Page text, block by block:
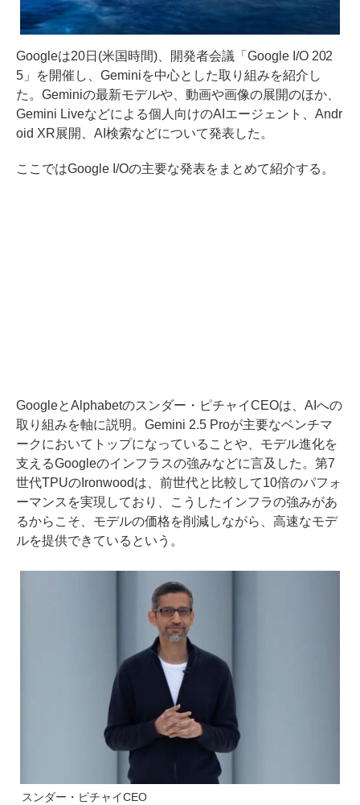
Googleは20日(米国時間)、開発者会議「Google I/O 202
5」を開催し、Geminiを中心とした取り組みを紹介し
た。Geminiの最新モデルや、動画や画像の展開のほか、
Gemini Liveなどによる個人向けのAIエージェント、Andr
oid XR展開、AI検索などについて発表した。
ここではGoogle I/Oの主要な発表をまとめて紹介する。
GoogleとAlphabetのスンダー・ピチャイCEOは、AIへの
取り組みを軸に説明。Gemini 2.5 Proが主要なベンチマ
ークにおいてトップになっていることや、モデル進化を
支えるGoogleのインフラスの強みなどに言及した。第7
世代TPUのIronwoodは、前世代と比較して10倍のパフォ
ーマンスを実現しており、こうしたインフラの強みがあ
るからこそ、モデルの価格を削減しながら、高速なモデ
ルを提供できているという。
スンダー・ピチャイCEO